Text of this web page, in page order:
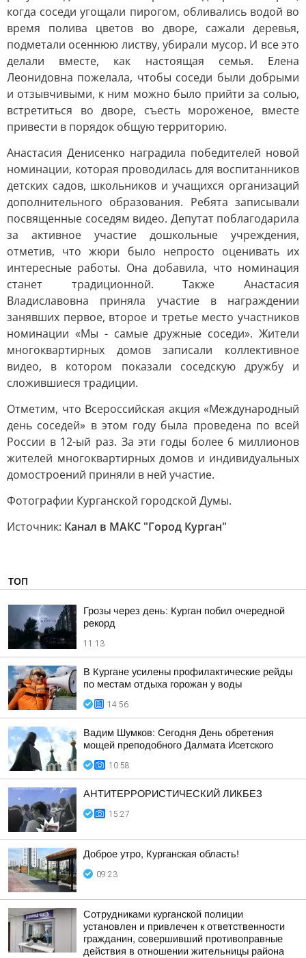
когда соседи угощали пирогом, обливались водой во
время полива цветов во дворе, сажали деревья,
подметали осеннюю листву, убирали мусор. И все это
делали вместе, как настоящая семья. Елена
Леонидовна пожелала, чтобы соседи были добрыми
и отзывчивыми, к ним можно было прийти за солью,
встретиться во дворе, съесть мороженое, вместе
привести в порядок общую территорию.
Анастасия Денисенко наградила победителей новой
номинации, которая проводилась для воспитанников
детских садов, школьников и учащихся организаций
дополнительного образования. Ребята записывали
посвященные соседям видео. Депутат поблагодарила
за активное участие дошкольные учреждения,
отметив, что жюри было непросто оценивать их
интересные работы. Она добавила, что номинация
станет традиционной. Также Анастасия
Владиславовна приняла участие в награждении
занявших первое, второе и третье место участников
номинации «Мы - самые дружные соседи». Жители
многоквартирных домов записали коллективное
видео, в котором показали соседскую дружбу и
сложившиеся традиции.
Отметим, что Всероссийская акция «Международный
день соседей» в этом году была проведена по всей
России в 12-ый раз. За эти годы более 6 миллионов
жителей многоквартирных домов и индивидуальных
домостроений приняли в ней участие.
Фотографии Курганской городской Думы.
Источник: Канал в МАКС "Город Курган"
ТОП
Грозы через день: Курган побил очередной
рекорд
11:13
В Кургане усилены профилактические рейды
по местам отдыха горожан у воды
14:56
Вадим Шумков: Сегодня День обретения
мощей преподобного Далмата Исетского
10:58
АНТИТЕРРОРИСТИЧЕСКИЙ ЛИКБЕЗ
15:27
Доброе утро, Курганская область!
09:23
Сотрудниками курганской полиции
установлен и привлечен к ответственности
гражданин, совершивший противоправные
действия в отношении жительницы района